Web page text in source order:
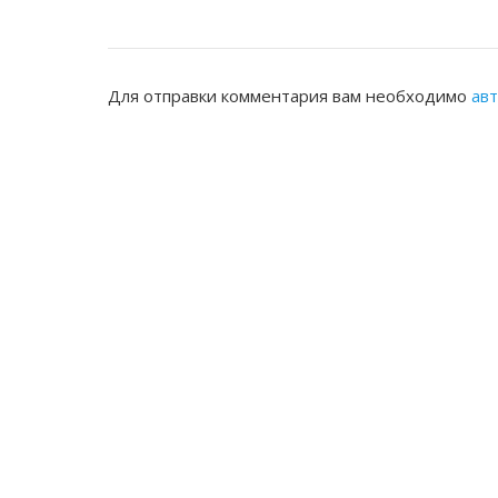
Для отправки комментария вам необходимо